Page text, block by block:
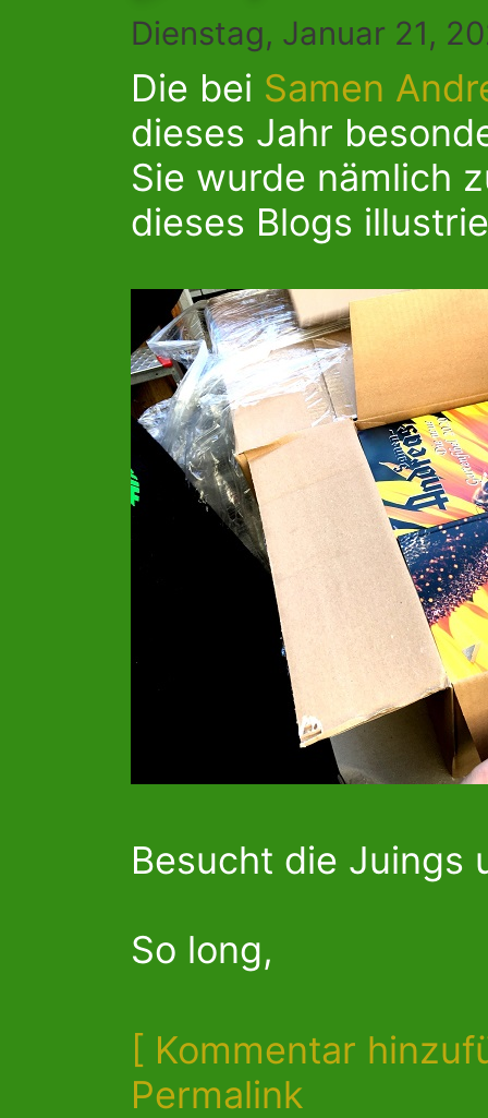
Dienstag, Januar 21,
Die bei Samen
dieses Jahr
Sie wurde nämlich
dieses Blogs
Besucht die Juings
So long,
[ Kommentar
Permalink